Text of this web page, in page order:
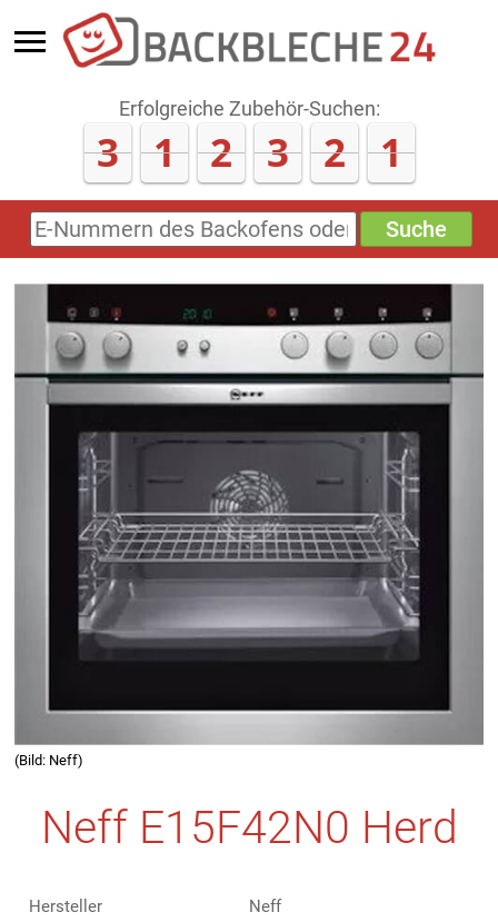
Erfolgreiche Zubehör-Suchen:
3 1 2 3 2 1
E-
Nummern
Zubehörs
(keine
Sonderzeichen)
Suche
(Bild: Neff)
Neff E15F42N0 Herd
Hersteller
Neff